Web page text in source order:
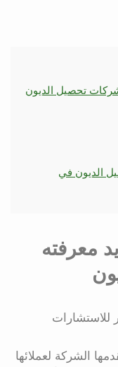
تحصيل الديون
الديون في
معرفته
للاستشارات
الشركة لعملائها